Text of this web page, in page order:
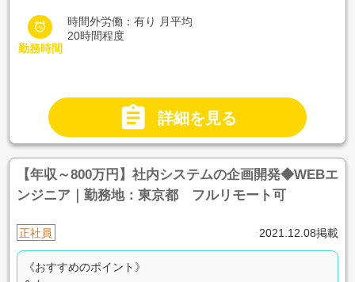

勤務時間
時間外労働：有り 月平均
20時間程度
 詳細を見る
【年収～800万円】社内システムの企画開発◆WEBエ
ンジニア｜勤務地：東京都 フルリモート可
正社員 2021.12.08掲載
《おすすめのポイント》